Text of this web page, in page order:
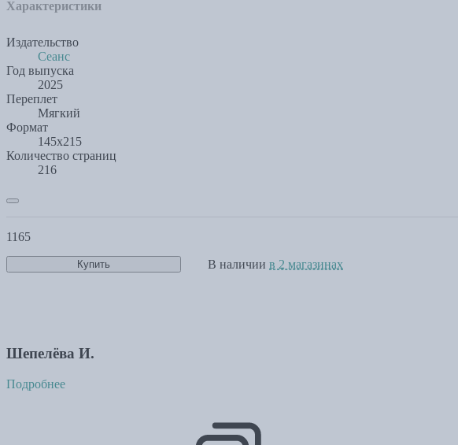
Характеристики
Издательство
Сеанс
Год выпуска
2025
Переплет
Мягкий
Формат
145x215
Количество страниц
216
1165
Купить В наличии в 2 магазинах
Шепелёва И.
Подробнее